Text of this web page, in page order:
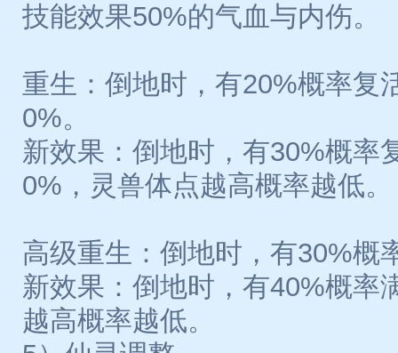
技能效果50%的气血与内伤。
重生：倒地时，有20%概率复
0%。
新效果：倒地时，有30%概率
0%，灵兽体点越高概率越低。
高级重生：倒地时，有30%概
新效果：倒地时，有40%概率
越高概率越低。